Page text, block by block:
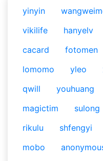
yinyin
vikilife
hanyelv
cacard
fotomen
lomomo
yleo
qwill
youhuang
magictim
sulong
rikulu
shfengyi
mobo